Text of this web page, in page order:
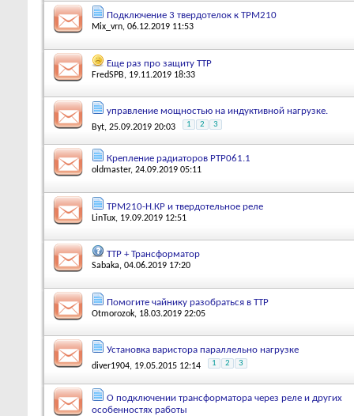
Подключение 3 твердотелок к ТРМ210
Mix_vrn, 06.12.2019 11:53
Еще раз про защиту ТТР
FredSPB, 19.11.2019 18:33
управление мощностью на индуктивной нагрузке.
Byt, 25.09.2019 20:03 1 2 3
Крепление радиаторов РТР061.1
oldmaster, 24.09.2019 05:11
ТРМ210-Н.КР и твердотельное реле
LinTux, 19.09.2019 12:51
ТТР + Трансформатор
Sabaka, 04.06.2019 17:20
Помогите чайнику разобраться в ТТР
Otmorozok, 18.03.2019 22:05
Установка варистора параллельно нагрузке
diver1904, 19.05.2015 12:14 1 2 3
О подключении трансформатора через реле и других
особенностях работы